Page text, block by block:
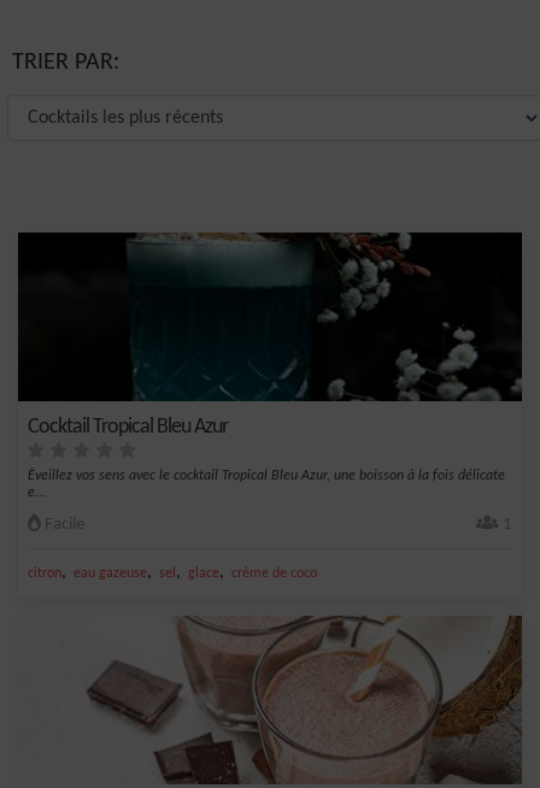
TRIER PAR:
Cocktail Tropical Bleu Azur
Éveillez vos sens avec le cocktail Tropical Bleu Azur, une boisson à la fois délicate
e...
Facile 1
citron, eau gazeuse, sel , glace, crème de coco